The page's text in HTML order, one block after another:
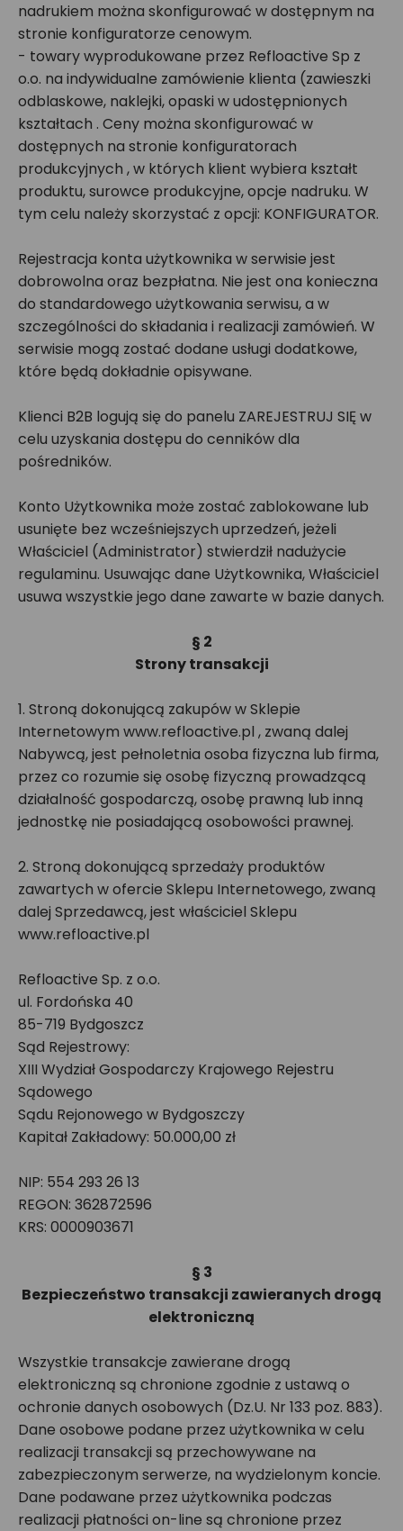
nadrukiem można skonfigurować w dostępnym na
stronie konfiguratorze cenowym.
- towary wyprodukowane przez Refloactive Sp z
o.o. na indywidualne zamówienie klienta (zawieszki
odblaskowe, naklejki, opaski w udostępnionych
kształtach . Ceny można skonfigurować w
dostępnych na stronie konfiguratorach
produkcyjnych , w których klient wybiera kształt
produktu, surowce produkcyjne, opcje nadruku. W
tym celu należy skorzystać z opcji: KONFIGURATOR.
Rejestracja konta użytkownika w serwisie jest
dobrowolna oraz bezpłatna. Nie jest ona konieczna
do standardowego użytkowania serwisu, a w
szczególności do składania i realizacji zamówień. W
serwisie mogą zostać dodane usługi dodatkowe,
które będą dokładnie opisywane.
Klienci B2B logują się do panelu ZAREJESTRUJ SIĘ w
celu uzyskania dostępu do cenników dla
pośredników.
Konto Użytkownika może zostać zablokowane lub
usunięte bez wcześniejszych uprzedzeń, jeżeli
Właściciel (Administrator) stwierdził nadużycie
regulaminu. Usuwając dane Użytkownika, Właściciel
usuwa wszystkie jego dane zawarte w bazie danych.
§ 2
Strony transakcji
1. Stroną dokonującą zakupów w Sklepie
Internetowym www.refloactive.pl , zwaną dalej
Nabywcą, jest pełnoletnia osoba fizyczna lub firma,
przez co rozumie się osobę fizyczną prowadzącą
działalność gospodarczą, osobę prawną lub inną
jednostkę nie posiadającą osobowości prawnej.
2. Stroną dokonującą sprzedaży produktów
zawartych w ofercie Sklepu Internetowego, zwaną
dalej Sprzedawcą, jest właściciel Sklepu
www.refloactive.pl
Refloactive Sp. z o.o.
ul. Fordońska 40
85-719 Bydgoszcz
Sąd Rejestrowy:
XIII Wydział Gospodarczy Krajowego Rejestru
Sądowego
Sądu Rejonowego w Bydgoszczy
Kapitał Zakładowy: 50.000,00 zł
NIP: 554 293 26 13
REGON: 362872596
KRS: 0000903671
§ 3
Bezpieczeństwo transakcji zawieranych drogą
elektroniczną
Wszystkie transakcje zawierane drogą
elektroniczną są chronione zgodnie z ustawą o
ochronie danych osobowych (Dz.U. Nr 133 poz. 883).
Dane osobowe podane przez użytkownika w celu
realizacji transakcji są przechowywane na
zabezpieczonym serwerze, na wydzielonym koncie.
Dane podawane przez użytkownika podczas
realizacji płatności on-line są chronione przez